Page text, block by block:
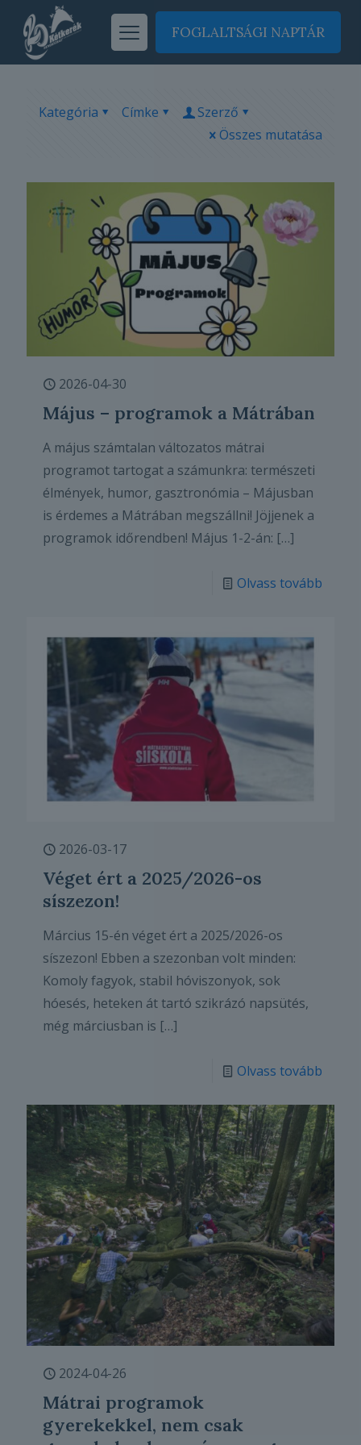
FOGLALTSÁGI NAPTÁR
Kategória Címke
Szerző
Összes mutatása
2026-04-30
Május – programok a Mátrában
A május számtalan változatos mátrai
programot tartogat a számunkra: természeti
élmények, humor, gasztronómia – Májusban
is érdemes a Mátrában megszállni! Jöjjenek a
programok időrendben! Május 1-2-án: […]
Olvass tovább
2026-03-17
Véget ért a 2025/2026-os
síszezon!
Március 15-én véget ért a 2025/2026-os
síszezon! Ebben a szezonban volt minden:
Komoly fagyok, stabil hóviszonyok, sok
hóesés, heteken át tartó szikrázó napsütés,
még márciusban is […]
Olvass tovább
2024-04-26
Mátrai programok
gyerekekkel, nem csak